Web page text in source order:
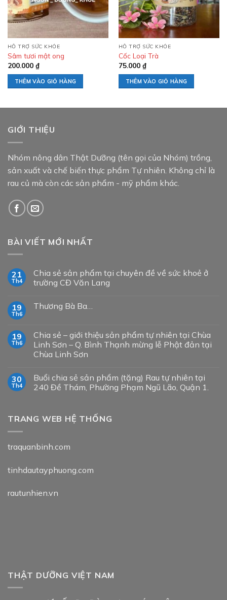
HỖ TRỢ SỨC KHỎE
Sâm tươi mật ong
200.000 ₫
THÊM VÀO GIỎ HÀNG
HỖ TRỢ SỨC KHỎE
Cốc Loại Trà
75.000 ₫
THÊM VÀO GIỎ HÀNG
GIỚI THIỆU
Nhóm nông dân Thật Dưỡng (tên gọi của Nhóm) trồng,
sản xuất và chế biến thực phẩm Tự nhiên. Không chỉ là
rau củ mà còn các sản phẩm - mỹ phẩm khác.
BÀI VIẾT MỚI NHẤT
21
Th4
Chia sẻ sản phẩm tại chuyên đề về sức khoẻ ở
trường CĐ Văn Lang
19
Th6
Thương Bà Ba…
19
Th6
Chia sẻ – giới thiệu sản phẩm tự nhiên tại Chùa
Linh Sơn – Q. Bình Thạnh mừng lễ Phật đản tại
Chùa Linh Sơn
30
Th4
Buổi chia sẻ sản phẩm (tặng) Rau tự nhiên tại
240 Đề Thám, Phường Phạm Ngũ Lão, Quận 1.
TRANG WEB HỆ THỐNG
traquanbinh.com
tinhdautayphuong.com
rautunhien.vn
THẬT DƯỠNG VIỆT NAM